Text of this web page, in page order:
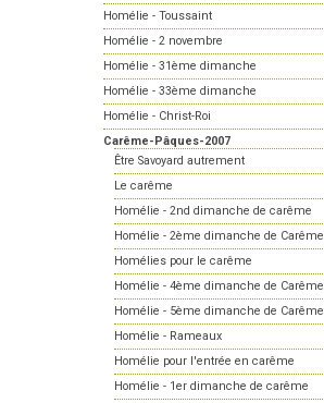
Homélie - Toussaint
Homélie - 2 novembre
Homélie - 31ème dimanche
Homélie - 33ème dimanche
Homélie - Christ-Roi
Carême-Pâques-2007
Être Savoyard autrement
Le carême
Homélie - 2nd dimanche de carême
Homélie - 2ème dimanche de Carême
Homélies pour le carême
Homélie - 4ème dimanche de Carême
Homélie - 5ème dimanche de Carême
Homélie - Rameaux
Homélie pour l'entrée en carême
Homélie - 1er dimanche de carême